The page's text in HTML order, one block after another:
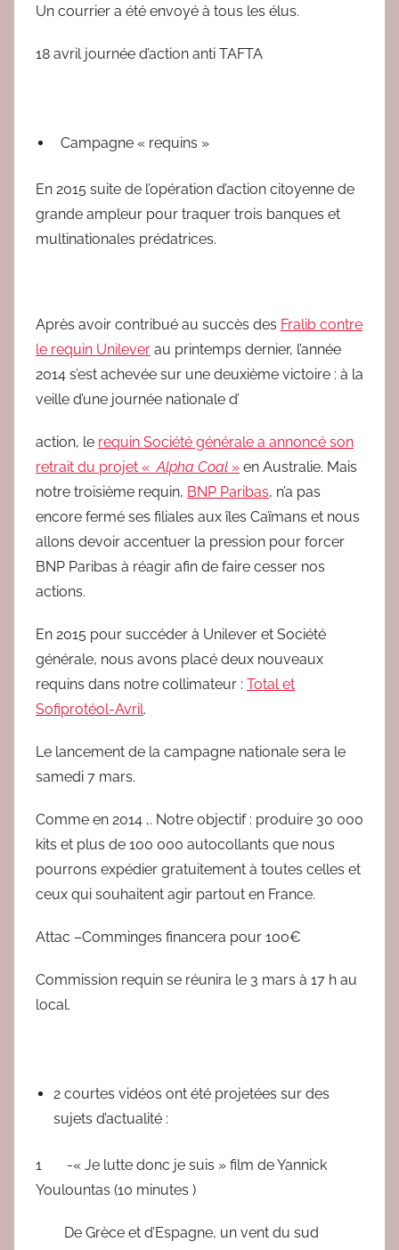
Un courrier a été envoyé à tous les élus.
18 avril journée d’action anti TAFTA
Campagne « requins »
En 2015 suite de l’opération d’action citoyenne de
grande ampleur pour traquer trois banques et
multinationales prédatrices.
Après avoir contribué au succès des Fralib contre
le requin Unilever au printemps dernier, l’année
2014 s’est achevée sur une deuxième victoire : à la
veille d’une journée nationale d’
action, le requin Société générale a annoncé son
retrait du projet « Alpha Coal » en Australie. Mais
notre troisième requin, BNP Paribas, n’a pas
encore fermé ses filiales aux îles Caïmans et nous
allons devoir accentuer la pression pour forcer
BNP Paribas à réagir afin de faire cesser nos
actions.
En 2015 pour succéder à Unilever et Société
générale, nous avons placé deux nouveaux
requins dans notre collimateur : Total et
Sofiprotéol-Avril.
Le lancement de la campagne nationale sera le
samedi 7 mars.
Comme en 2014 ,. Notre objectif : produire 30 000
kits et plus de 100 000 autocollants que nous
pourrons expédier gratuitement à toutes celles et
ceux qui souhaitent agir partout en France.
Attac –Comminges financera pour 100€
Commission requin se réunira le 3 mars à 17 h au
local.
2 courtes vidéos ont été projetées sur des
sujets d’actualité :
1 -« Je lutte donc je suis » film de Yannick
Youlountas (10 minutes )
De Grèce et d’Espagne, un vent du sud